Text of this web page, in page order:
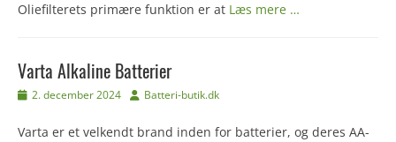
Oliefilterets primære funktion er at Læs mere …
Varta Alkaline Batterier
Udgivet
2. december 2024 Forfatter
Batteri-butik.dk
Varta er et velkendt brand inden for batterier, og deres AA-